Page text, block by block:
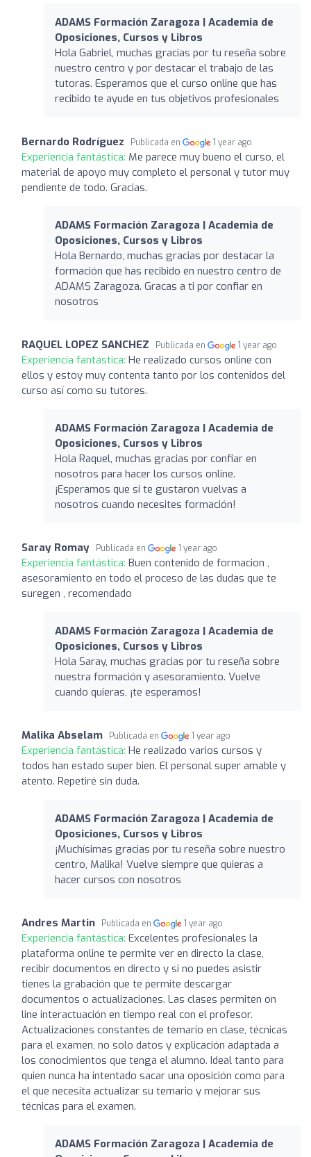
ADAMS Formación Zaragoza | Academia de
Oposiciones, Cursos y Libros
Hola Gabriel, muchas gracias por tu reseña sobre
nuestro centro y por destacar el trabajo de las
tutoras. Esperamos que el curso online que has
recibido te ayude en tus objetivos profesionales
Bernardo Rodríguez Publicada en 1 year ago
Experiencia fantástica: Me parece muy bueno el curso, el
material de apoyo muy completo el personal y tutor muy
pendiente de todo. Gracias.
ADAMS Formación Zaragoza | Academia de
Oposiciones, Cursos y Libros
Hola Bernardo, muchas gracias por destacar la
formación que has recibido en nuestro centro de
ADAMS Zaragoza. Gracas a ti por confiar en
nosotros
RAQUEL LOPEZ SANCHEZ Publicada en 1 year ago
Experiencia fantástica: He realizado cursos online con
ellos y estoy muy contenta tanto por los contenidos del
curso así como su tutores.
ADAMS Formación Zaragoza | Academia de
Oposiciones, Cursos y Libros
Hola Raquel, muchas gracias por confiar en
nosotros para hacer los cursos online.
¡Esperamos que si te gustaron vuelvas a
nosotros cuando necesites formación!
Saray Romay Publicada en 1 year ago
Experiencia fantástica: Buen contenido de formacion ,
asesoramiento en todo el proceso de las dudas que te
suregen , recomendado
ADAMS Formación Zaragoza | Academia de
Oposiciones, Cursos y Libros
Hola Saray, muchas gracias por tu reseña sobre
nuestra formación y asesoramiento. Vuelve
cuando quieras, ¡te esperamos!
Malika Abselam Publicada en 1 year ago
Experiencia fantástica: He realizado varios cursos y
todos han estado super bien. El personal super amable y
atento. Repetiré sin duda.
ADAMS Formación Zaragoza | Academia de
Oposiciones, Cursos y Libros
¡Muchísimas gracias por tu reseña sobre nuestro
centro, Malika! Vuelve siempre que quieras a
hacer cursos con nosotros
Andres Martin Publicada en 1 year ago
Experiencia fantástica: Excelentes profesionales la
plataforma online te permite ver en directo la clase,
recibir documentos en directo y si no puedes asistir
tienes la grabación que te permite descargar
documentos o actualizaciones. Las clases permiten on
line interactuación en tiempo real con el profesor.
Actualizaciones constantes de temario en clase, técnicas
para el examen, no solo datos y explicación adaptada a
los conocimientos que tenga el alumno. Ideal tanto para
quien nunca ha intentado sacar una oposición como para
el que necesita actualizar su temario y mejorar sus
técnicas para el examen.
ADAMS Formación Zaragoza | Academia de